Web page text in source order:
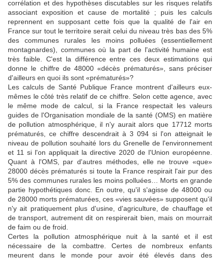
corrélation et des hypothèses discutables sur les risques relatifs
associant exposition et cause de mortalité ; puis les calculs
reprennent en supposant cette fois que la qualité de l'air en
France sur tout le territoire serait celui du niveau très bas des 5%
des communes rurales les moins polluées (essentiellement
montagnardes), communes où la part de l'activité humaine est
très faible. C'est la différence entre ces deux estimations qui
donne le chiffre de 48000 «décès prématurés», sans préciser
d'ailleurs en quoi ils sont «prématurés»?
Les calculs de Santé Publique France montrent d'ailleurs eux-
mêmes le côté très relatif de ce chiffre. Selon cette agence, avec
le même mode de calcul, si la France respectait les valeurs
guides de l'Organisation mondiale de la santé (OMS) en matière
de pollution atmosphérique, il n'y aurait alors que 17712 morts
prématurés, ce chiffre descendrait à 3 094 si l'on atteignait le
niveau de pollution souhaité lors du Grenelle de l'environnement
et 11 si l'on appliquait la directive 2020 de l'Union européenne.
Quant à l'OMS, par d'autres méthodes, elle ne trouve «que»
28000 décès prématurés si toute la France respirait l'air pur des
5% des communes rurales les moins polluées… Morts en grande
partie hypothétiques donc. En outre, qu'il s'agisse de 48000 ou
de 28000 morts prématurées, ces «vies sauvées» supposent qu'il
n'y ait pratiquement plus d'usine, d'agriculture, de chauffage et
de transport, autrement dit on respirerait bien, mais on mourrait
de faim ou de froid.
Certes la pollution atmosphérique nuit à la santé et il est
nécessaire de la combattre. Certes de nombreux enfants
meurent dans le monde pour avoir été élevés dans des